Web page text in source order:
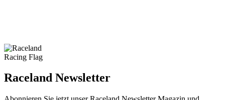
Raceland Newsletter